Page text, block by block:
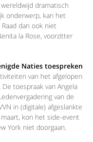
dramatisch
onderwerp, kan het
dan ook niet
la Rose, voorzitter
Naties toespreken
van het afgelopen
toespraak van Angela
van de
in (digitale) afgeslankte
kon het side-event
York niet doorgaan.